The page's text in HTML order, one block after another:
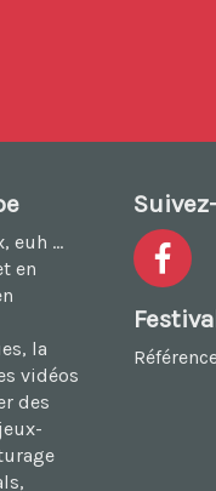
euh ...
en
la
vidéos
des